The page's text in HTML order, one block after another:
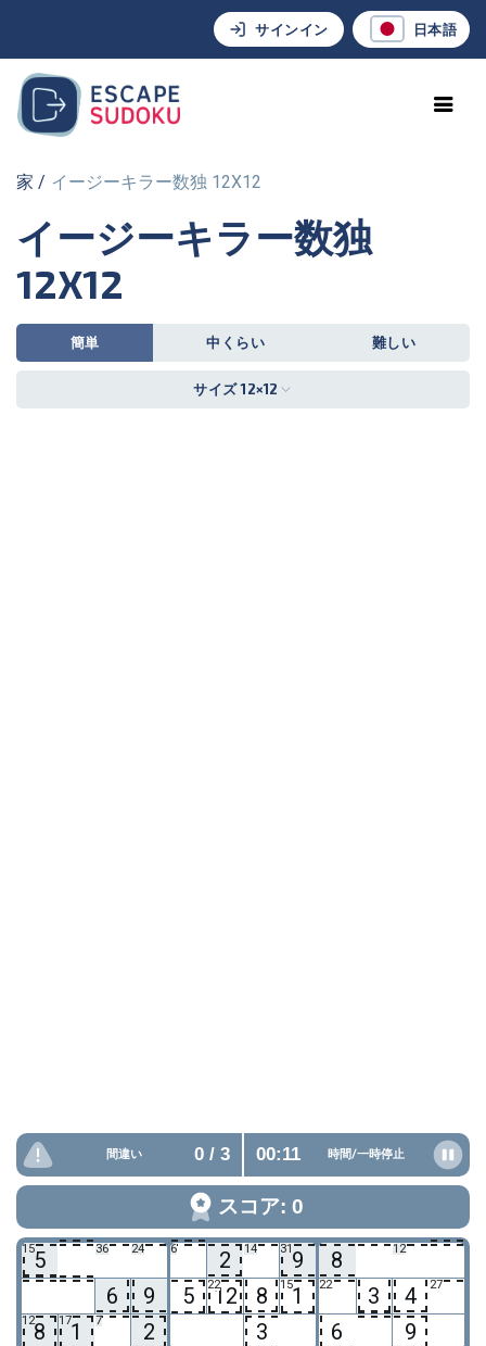
サインイン 日本語
家 イージーキラー数独 12X12
イージーキラー数独
12X12
簡単 中くらい 難しい
サイズ 12×12
間違い 0/ 3 00:12 時間/一時停止
スコア: 0
155 36 24
6 9
128 171 7 2
6 2 14 319
5
22
12 8 151
3
8 12
22 3 4 27
6
9